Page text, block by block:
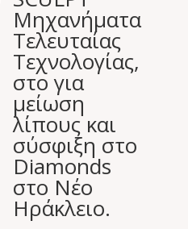
Μηχανήματα
Τελευταίας
Τεχνολογίας,
στο για
μείωση
λίπους και
σύσφιξη στο
Diamonds
στο Νέο
Ηράκλειο.